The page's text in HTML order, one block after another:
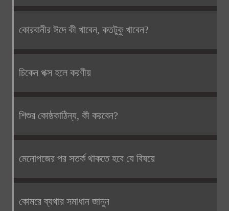
কোরবানীর ঈদে কী খাবেন, কতটুকু খাবেন?
চিকেন পক্স হলে করণীয়
শিশুর কোষ্ঠকাঠিন্য, কী করবেন?
মেনোপজের পর সতর্ক থাকতে হবে যে বিষয়ে
কোমরে ব্যথার সমাধান জানুন